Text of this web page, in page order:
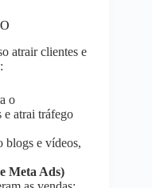
atrair clientes e
o
e atrai tráfego
blogs e vídeos,
Meta Ads)